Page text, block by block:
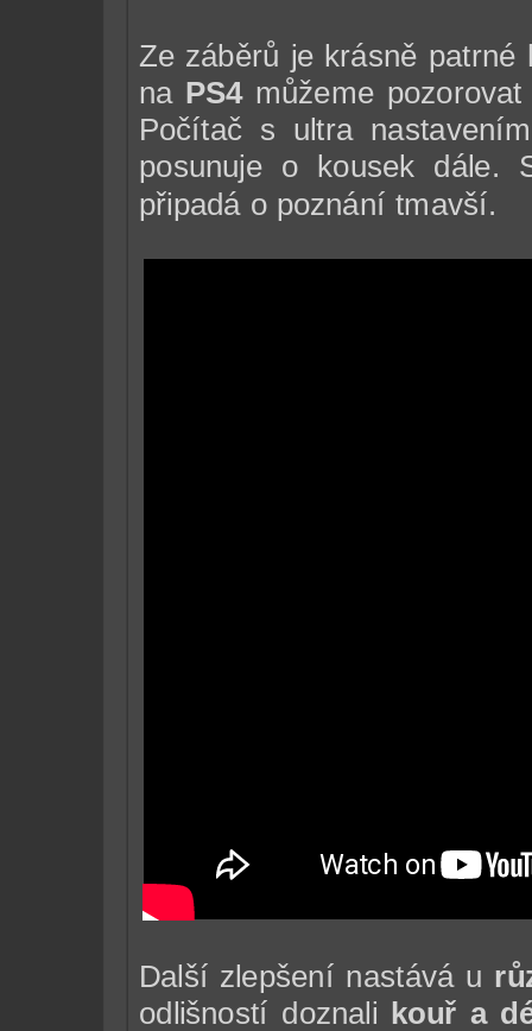
Ze záběrů je krásně patrné
na PS4můžeme
Počítač s ultra
posunuje o kousek dále.
připadá o poznání tmavší.
Další zlepšení nastává u
odlišností doznali kouř a